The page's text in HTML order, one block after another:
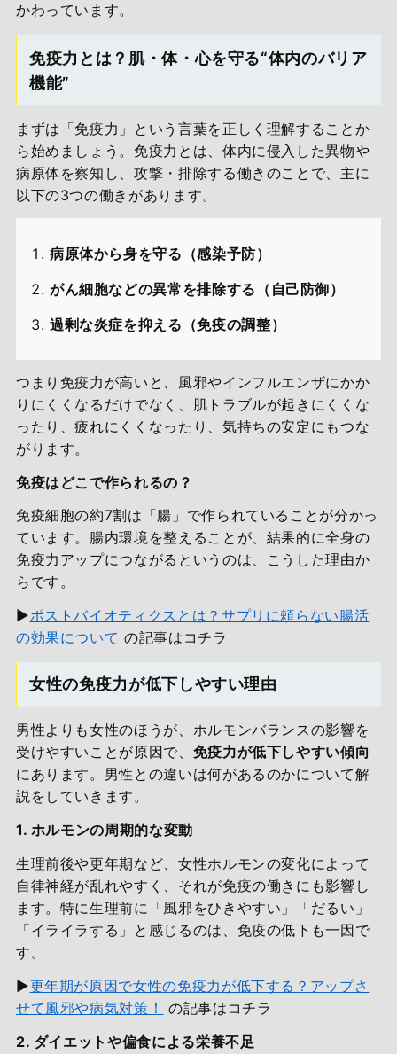
かわっています。
免疫力とは？肌・体・心を守る“体内のバリア
機能”
まずは「免疫力」という言葉を正しく理解することか
ら始めましょう。免疫力とは、体内に侵入した異物や
病原体を察知し、攻撃・排除する働きのことで、主に
以下の3つの働きがあります。
病原体から身を守る（感染予防）
がん細胞などの異常を排除する（自己防御）
過剰な炎症を抑える（免疫の調整）
つまり免疫力が高いと、風邪やインフルエンザにかか
りにくくなるだけでなく、肌トラブルが起きにくくな
ったり、疲れにくくなったり、気持ちの安定にもつな
がります。
免疫はどこで作られるの？
免疫細胞の約7割は「腸」で作られていることが分かっ
ています。腸内環境を整えることが、結果的に全身の
免疫力アップにつながるというのは、こうした理由か
らです。
▶ポストバイオティクスとは？サプリに頼らない腸活
の効果について の記事はコチラ
女性の免疫力が低下しやすい理由
男性よりも女性のほうが、ホルモンバランスの影響を
受けやすいことが原因で、 免疫力が低下しやすい傾向
にあります。男性との違いは何があるのかについて解
説をしていきます。
1. ホルモンの周期的な変動
生理前後や更年期など、女性ホルモンの変化によって
自律神経が乱れやすく、それが免疫の働きにも影響し
ます。特に生理前に「風邪をひきやすい」「だるい」
「イライラする」と感じるのは、免疫の低下も一因で
す。
▶更年期が原因で女性の免疫力が低下する？アップさ
せて風邪や病気対策！
の記事はコチラ
2. ダイエットや偏食による栄養不足